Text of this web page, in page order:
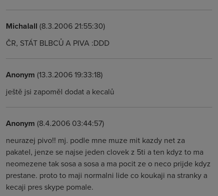
Michalall (8.3.2006 21:55:30)
ČR, STÁT BLBCŮ A PIVA :DDD
Anonym (13.3.2006 19:33:18)
ještě jsi zapoměl dodat a kecalů
Anonym (8.4.2006 03:44:57)
neurazej pivo!! mj. podle mne muze mit kazdy net za
pakatel, jenze se najse jeden clovek z 5ti a ten kdyz to ma
neomezene tak sosa a sosa a ma pocit ze o neco prijde kdyz
prestane. proto to maji normalni lide co koukaji na stranky a
kecaji pres skype pomale.